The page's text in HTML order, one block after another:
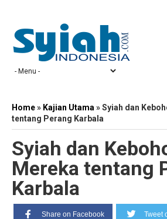
Home» Kajian Utama »Syiah dan
tentang Perang Karbala
Syiah dan
Mereka tentang
Karbala
Share on Facebook Tweet